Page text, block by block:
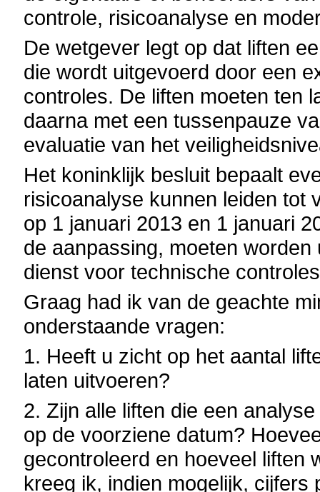
controle, risicoanalyse en
De wetgever legt op dat liften
die wordt uitgevoerd door een
controles. De liften moeten ten
daarna met een tussenpauze
evaluatie van het
Het koninklijk besluit bepaalt
risicoanalyse kunnen leiden tot
op 1 januari 2013 en 1 januari
de aanpassing, moeten
dienst voor technische
Graag had ik van de geachte
onderstaande vragen:
1. Heeft u zicht op het aantal
laten uitvoeren?
2. Zijn alle liften die een
op de voorziene datum?
gecontroleerd en hoeveel liften
kreeg ik, indien mogelijk, cijfers